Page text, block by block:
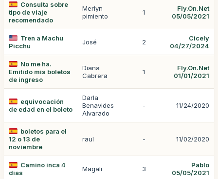
Consulta sobre
tipo de viaje
recomendado
Merlyn
pimiento
1
Fly.On.Net
05/05/2021
Tren a Machu
Picchu
José 2
Cicely
04/27/2024
No me ha.
Emitido mis boletos
de ingreso
Diana
Cabrera
1
Fly.On.Net
01/01/2021
equivocación
de edad en el boleto
Darla
Benavides
Alvarado
- 11/24/2020
boletos para el
12 o 13 de
noviembre
raul - 11/02/2020
Camino inca 4
dias
Magali 3
Pablo
05/05/2021